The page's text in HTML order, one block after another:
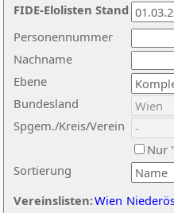
Nachname
Ebene
Sortierung
Personennummer
Bundesland
Spgem./Kreis/Verein
Nur
Vereinslisten:Wien
FIDE-Elolisten Stand